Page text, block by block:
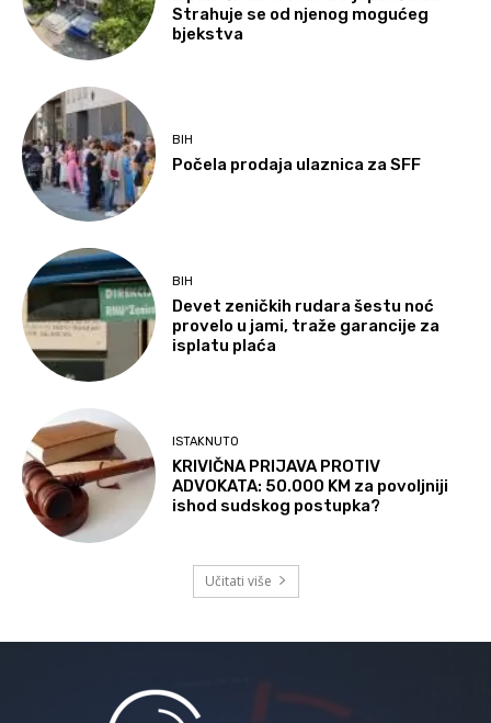
Strahuje se od njenog mogućeg
bjekstva
BIH
Počela prodaja ulaznica za SFF
BIH
Devet zeničkih rudara šestu noć
provelo u jami, traže garancije za
isplatu plaća
ISTAKNUTO
KRIVIČNA PRIJAVA PROTIV
ADVOKATA: 50.000 KM za povoljniji
ishod sudskog postupka?
Učitati više